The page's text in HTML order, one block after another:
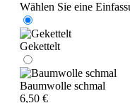
Wählen Sie eine
Gekettelt
Baumwolle schmal
6,50 €